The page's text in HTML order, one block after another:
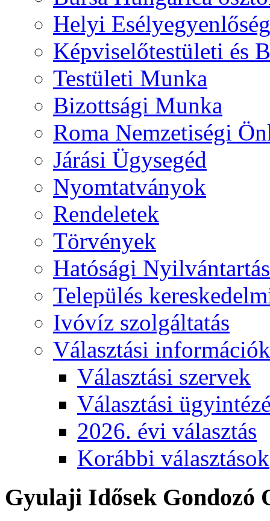
Helyi
Képviselőtestületi és
Testületi Munka
Bizottsági Munka
Roma Nemzetiségi
Járási Ügysegéd
Nyomtatványok
Rendeletek
Törvények
Hatósági
Település
Ivóvíz szolgáltatás
Választási információk
Választási szervek
Választási
2026. évi választás
Korábbi választások
Gyulaji Idősek Gondozó